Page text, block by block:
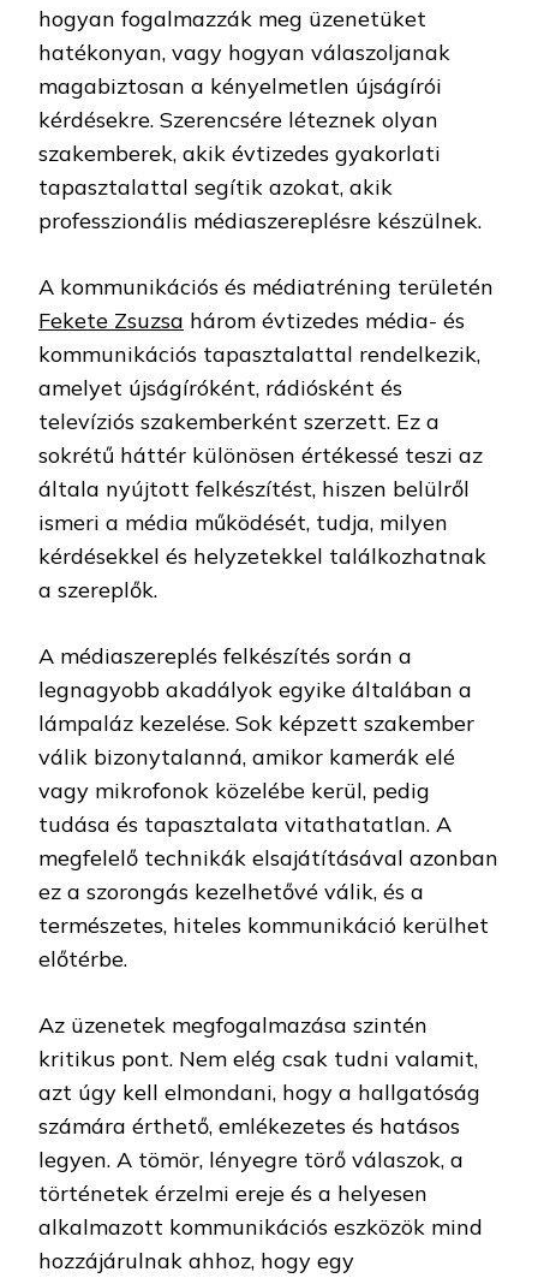
hogyan fogalmazzák meg üzenetüket
hatékonyan, vagy hogyan válaszoljanak
magabiztosan a kényelmetlen újságírói
kérdésekre. Szerencsére léteznek olyan
szakemberek, akik évtizedes gyakorlati
tapasztalattal segítik azokat, akik
professzionális médiaszereplésre készülnek.
A kommunikációs és médiatréning területén
Fekete Zsuzsa három évtizedes média- és
kommunikációs tapasztalattal rendelkezik,
amelyet újságíróként, rádiósként és
televíziós szakemberként szerzett. Ez a
sokrétű háttér különösen értékessé teszi az
általa nyújtott felkészítést, hiszen belülről
ismeri a média működését, tudja, milyen
kérdésekkel és helyzetekkel találkozhatnak
a szereplők.
A médiaszereplés felkészítés során a
legnagyobb akadályok egyike általában a
lámpaláz kezelése. Sok képzett szakember
válik bizonytalanná, amikor kamerák elé
vagy mikrofonok közelébe kerül, pedig
tudása és tapasztalata vitathatatlan. A
megfelelő technikák elsajátításával azonban
ez a szorongás kezelhetővé válik, és a
természetes, hiteles kommunikáció kerülhet
előtérbe.
Az üzenetek megfogalmazása szintén
kritikus pont. Nem elég csak tudni valamit,
azt úgy kell elmondani, hogy a hallgatóság
számára érthető, emlékezetes és hatásos
legyen. A tömör, lényegre törő válaszok, a
történetek érzelmi ereje és a helyesen
alkalmazott kommunikációs eszközök mind
hozzájárulnak ahhoz, hogy egy